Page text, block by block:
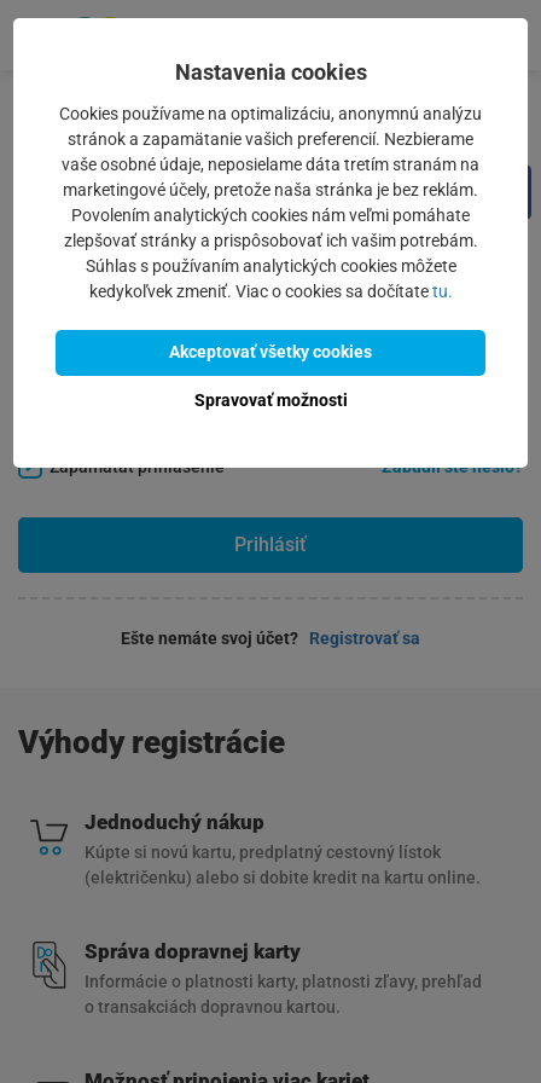
Prihlásenie
Google Facebook
alebo
Heslo
Zapamätať prihlásenie Zabudli ste heslo?
Prihlásiť
Ešte nemáte svoj účet? Registrovať sa
Výhody registrácie
Jednoduchý nákup
Kúpte si novú kartu, predplatný cestovný lístok
(električenku) alebo si dobite kredit na kartu online.
Správa dopravnej karty
Informácie o platnosti karty, platnosti zľavy, prehľad
o transakciách dopravnou kartou.
Nastavenia cookies
Cookies používame na optimalizáciu, anonymnú analýzu
stránok a zapamätanie vašich preferencií. Nezbierame
vaše osobné údaje, neposielame dáta tretím stranám na
marketingové účely, pretože naša stránka je bez reklám.
Povolením analytických cookies nám veľmi pomáhate
zlepšovať stránky a prispôsobovať ich vašim potrebám.
Súhlas s používaním analytických cookies môžete
kedykoľvek zmeniť. Viac o cookies sa dočítatetu.
Spravovať možnosti
Akceptovať všetky cookies